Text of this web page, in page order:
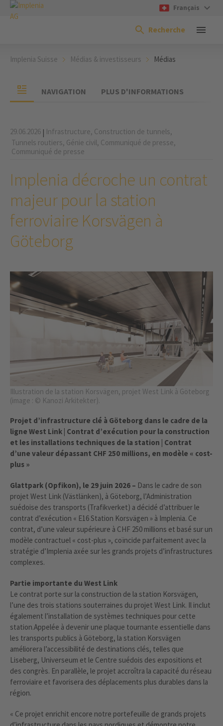
Français
Recherche
Implenia Suisse Médias & investisseurs Médias
NAVIGATION PLUS D'INFORMATIONS
29.06.2026 | Infrastructure, Construction de tunnels,
Tunnels routiers, Génie civil, Communiqué de presse,
Communiqué de presse
Implenia décroche un contrat
majeur pour la station
ferroviaire Korsvägen à
Göteborg
Illustration de la station Korsvägen, projet West Link à Göteborg
(image : © Kanozi Arkitekter).
Projet d’infrastructure clé à Göteborg dans le cadre de la
ligne West Link | Contrat d’exécution pour la construction
et les installations techniques de la station | Contrat
d’une valeur dépassant CHF 250 millions, en modèle « cost-
plus »
Glattpark (Opfikon), le 29 juin 2026 – Dans le cadre de son
projet West Link (Västlänken), à Göteborg, l’Administration
suédoise des transports (Trafikverket) a décidé d’attribuer le
contrat d’exécution « E16 Station Korsvägen » à Implenia. Ce
contrat, d’une valeur supérieure à CHF 250 millions et basé sur un
modèle contractuel « cost-plus », coïncide parfaitement avec la
stratégie d’Implenia axée sur les grands projets d’infrastructures
complexes.
Partie importante du West Link
Le contrat porte sur la construction de la station Korsvägen,
l’une des trois stations souterraines du projet West Link. Il inclut
également l’installation de systèmes techniques pour cette
station.Appelée à devenir une plaque tournante essentielle dans
les transports publics à Göteborg, la station Korsvägen
améliorera l’accessibilité de destinations clés, telles que
Liseberg, Universeum et le Centre suédois des expositions et
des congrès. En parallèle, le projet accroîtra la capacité du réseau
ferroviaire et favorisera des déplacements plus durables dans la
région.
« Ce projet enrichit encore notre portefeuille de grands projets